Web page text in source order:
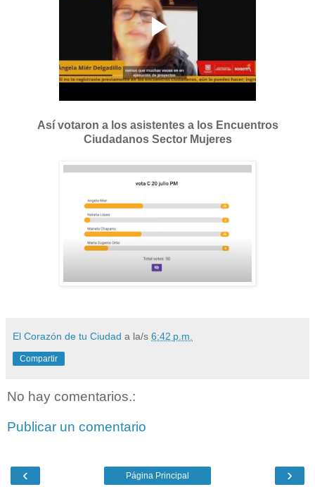
Así votaron a los asistentes a los Encuentros
Ciudadanos Sector Mujeres
El Corazón de tu Ciudad a la/s 6:42 p.m.
Compartir
No hay comentarios.:
Publicar un comentario
‹ ›
Página Principal